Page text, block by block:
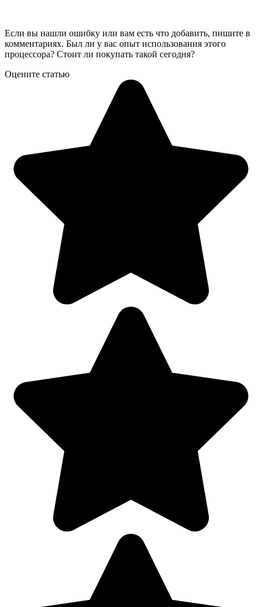
Если вы нашли ошибку или вам есть что добавить, пишите в
комментариях. Был ли у вас опыт использования этого
процессора? Стоит ли покупать такой сегодня?
Оцените статью